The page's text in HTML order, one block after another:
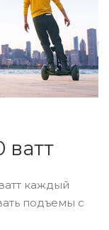
каждый
подъемы с